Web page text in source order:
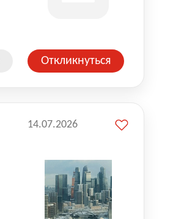
Откликнуться
14.07.2026